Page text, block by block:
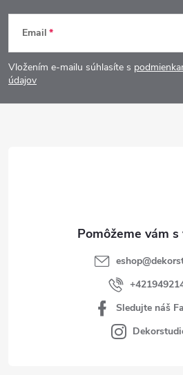
Z
á
p
Email
Vložením e-mailu súhlasíte s
údajov
eshop@
Sledujte náš